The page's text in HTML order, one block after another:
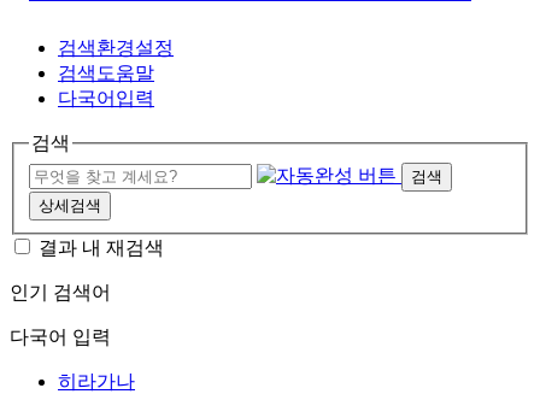
검색환경설정
검색도움말
다국어입력
검색
검색
상세검색
결과 내 재검색
인기 검색어
다국어 입력
히라가나